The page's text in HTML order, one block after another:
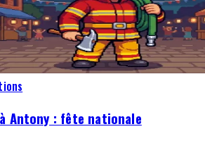
Antony : fête nationale